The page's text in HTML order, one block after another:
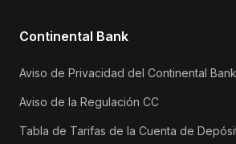
Continental Bank
Aviso de Privacidad del Continental Bank
Aviso de la Regulación CC
Tabla de Tarifas de la Cuenta de